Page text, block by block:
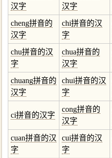
汉字
汉字
cheng拼音的
汉字
chi拼音的汉
字
chu拼音的汉
字
chua拼音的
汉字
chuang拼音的
汉字
chui拼音的汉
字
ci拼音的汉字
cong拼音的
汉字
cuan拼音的汉
字
cui拼音的汉
字